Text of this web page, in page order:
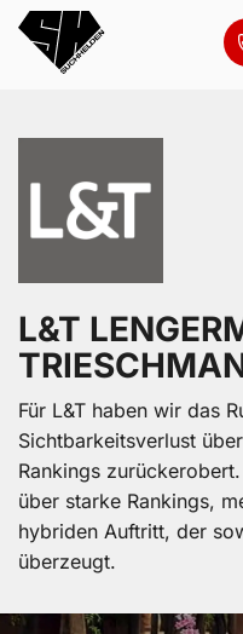
L&T
Für L&T haben wir das
Sichtbarkeitsverlust
Rankings
über starke Rankings,
hybriden Auftritt, der
überzeugt.